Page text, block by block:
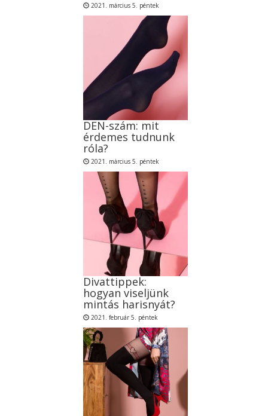
2021. március 5. péntek
DEN-szám: mit
érdemes tudnunk
róla?
2021. március 5. péntek
Divattippek:
hogyan viseljünk
mintás harisnyát?
2021. február 5. péntek